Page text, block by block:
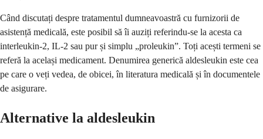
Când discutați despre tratamentul dumneavoastră cu furnizorii de
asistență medicală, este posibil să îi auziți referindu-se la acesta ca
interleukin-2, IL-2 sau pur și simplu „proleukin”. Toți acești termeni se
referă la același medicament. Denumirea generică aldesleukin este cea
pe care o veți vedea, de obicei, în literatura medicală și în documentele
de asigurare.
Alternative la aldesleukin